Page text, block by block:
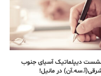
دیپلماتیک آسیای جنوب
در مانیل!